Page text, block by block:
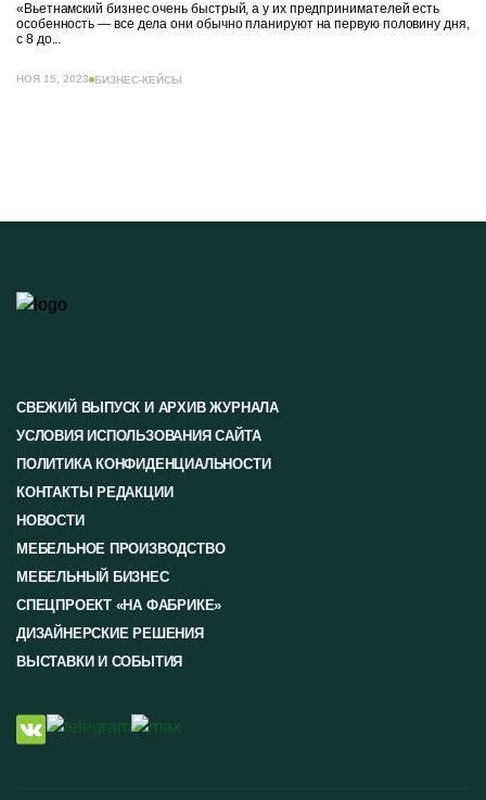
«Вьетнамский бизнес очень быстрый, а у их предпринимателей есть
особенность — все дела они обычно планируют на первую половину дня,
с 8 до...
НОЯ 15, 2023 БИЗНЕС-КЕЙСЫ
СВЕЖИЙ ВЫПУСК И АРХИВ ЖУРНАЛА
УСЛОВИЯ ИСПОЛЬЗОВАНИЯ САЙТА
ПОЛИТИКА КОНФИДЕНЦИАЛЬНОСТИ
КОНТАКТЫ РЕДАКЦИИ
НОВОСТИ
МЕБЕЛЬНОЕ ПРОИЗВОДСТВО
МЕБЕЛЬНЫЙ БИЗНЕС
СПЕЦПРОЕКТ «НА ФАБРИКЕ»
ДИЗАЙНЕРСКИЕ РЕШЕНИЯ
ВЫСТАВКИ И СОБЫТИЯ